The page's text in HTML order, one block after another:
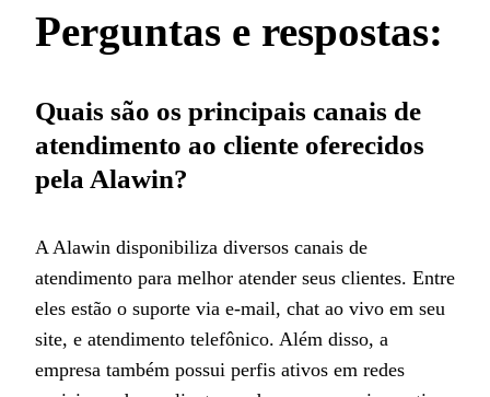
Perguntas e respostas:
Quais são os principais canais de
atendimento ao cliente oferecidos
pela Alawin?
A Alawin disponibiliza diversos canais de
atendimento para melhor atender seus clientes. Entre
eles estão o suporte via e-mail, chat ao vivo em seu
site, e atendimento telefônico. Além disso, a
empresa também possui perfis ativos em redes